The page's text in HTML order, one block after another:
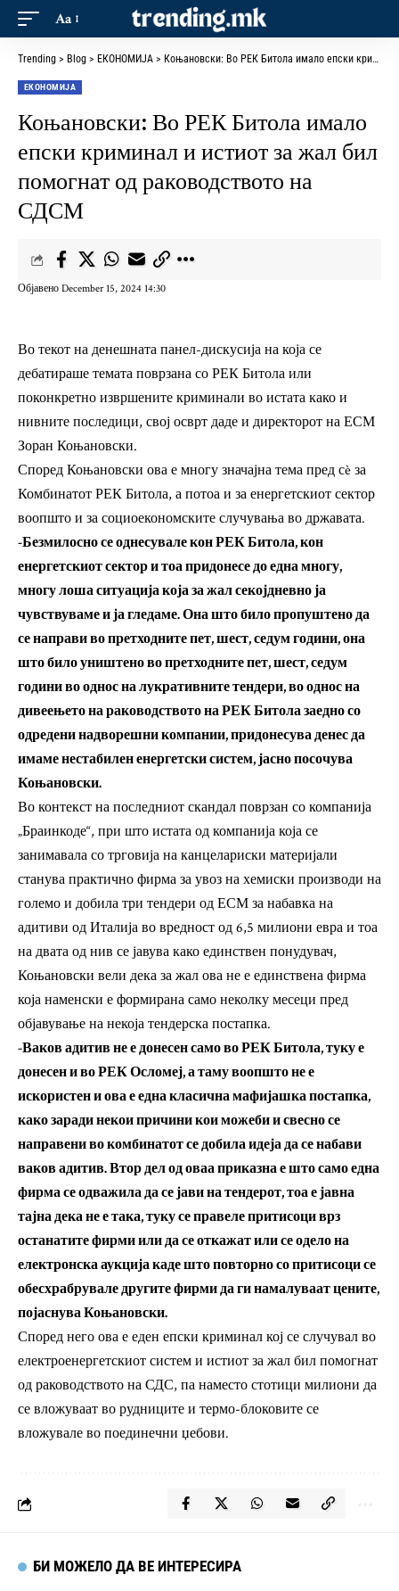
Aa
Trending > Blog > ЕКОНОМИЈА > Коњановски: Во РЕК Битола имало епски криминал и истиот за жал бил помогнат од раководството на СДСМ
ЕКОНОМИЈА
Коњановски: Во РЕК Битола имало
епски криминал и истиот за жал бил
помогнат од раководството на
СДСМ
Објавено December 15, 2024 14:30
Во текот на денешната панел-дискусија на која се
дебатираше темата поврзана со РЕК Битола или
поконкретно извршените криминали во истата како и
нивните последици, свој осврт даде и директорот на ЕСМ
Зоран Коњановски.
Според Коњановски ова е многу значајна тема пред сè за
Комбинатот РЕК Битола, а потоа и за енергетскиот сектор
воопшто и за социоекономските случувања во државата.
-Безмилосно се однесувале кон РЕК Битола, кон
енергетскиот сектор и тоа придонесе до една многу,
многу лоша ситуација која за жал секојдневно ја
чувствуваме и ја гледаме. Она што било пропуштено да
се направи во претходните пет, шест, седум години, она
што било уништено во претходните пет, шест, седум
години во однос на лукративните тендери, во однос на
дивеењето на раководството на РЕК Битола заедно со
одредени надворешни компании, придонесува денес да
имаме нестабилен енергетски систем, јасно посочува
Коњановски.
Во контекст на последниот скандал поврзан со компанија
„Браинкоде“, при што истата од компанија која се
занимавала со трговија на канцелариски материјали
станува практично фирма за увоз на хемиски производи на
големо и добила три тендери од ЕСМ за набавка на
адитиви од Италија во вредност од 6,5 милиони евра и тоа
на двата од нив се јавува како единствен понудувач,
Коњановски вели дека за жал ова не е единствена фирма
која наменски е формирана само неколку месеци пред
објавување на некоја тендерска постапка.
-Ваков адитив не е донесен само во РЕК Битола, туку е
донесен и во РЕК Осломеј, а таму воопшто не е
искористен и ова е една класична мафијашка постапка,
како заради некои причини кои можеби и свесно се
направени во комбинатот се добила идеја да се набави
ваков адитив. Втор дел од оваа приказна е што само една
фирма се одважила да се јави на тендерот, тоа е јавна
тајна дека не е така, туку се правеле притисоци врз
останатите фирми или да се откажат или се одело на
електронска аукција каде што повторно со притисоци се
обесхрабрувале другите фирми да ги намалуваат цените,
појаснува Коњановски.
Според него ова е еден епски криминал кој се случувал во
електроенергетскиот систем и истиот за жал бил помогнат
од раководството на СДС, па наместо стотици милиони да
се вложуваат во рудниците и термо-блоковите се
вложувале во поединечни џебови.
БИ МОЖЕЛО ДА ВЕ ИНТЕРЕСИРА